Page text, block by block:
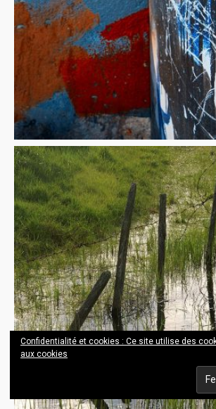
Confidentialité et cookies : Ce site utilise des
aux cookies